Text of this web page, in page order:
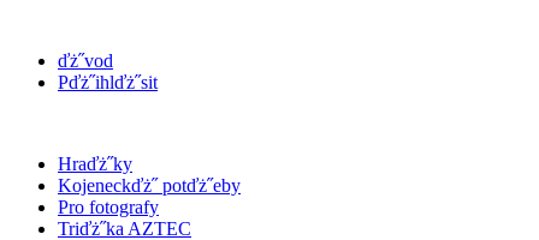
ďż˝vod
Pďż˝ihlďż˝sit
Hraďż˝ky
Kojeneckďż˝ potďż˝eby
Pro fotografy
Triďż˝ka AZTEC